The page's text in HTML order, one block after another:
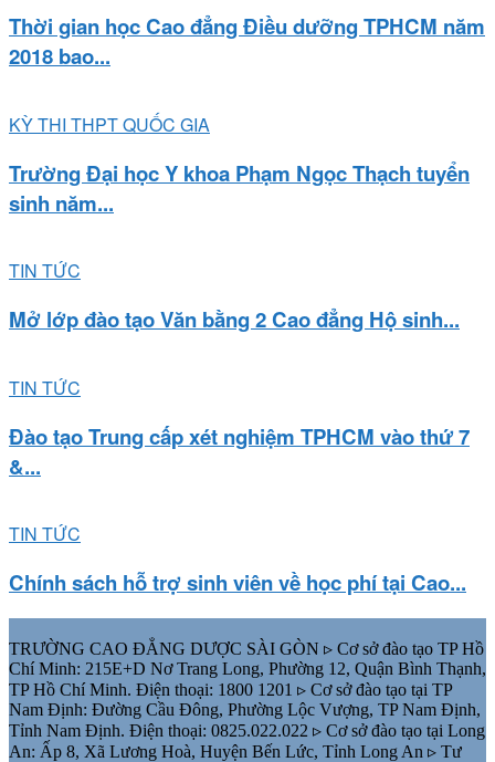
Thời gian học Cao đẳng Điều dưỡng TPHCM năm
2018 bao...
KỲ THI THPT QUỐC GIA
Trường Đại học Y khoa Phạm Ngọc Thạch tuyển
sinh năm...
TIN TỨC
Mở lớp đào tạo Văn bằng 2 Cao đẳng Hộ sinh...
TIN TỨC
Đào tạo Trung cấp xét nghiệm TPHCM vào thứ 7
&...
TIN TỨC
Chính sách hỗ trợ sinh viên về học phí tại Cao...
TRƯỜNG CAO ĐẲNG DƯỢC SÀI GÒN ▹ Cơ sở đào tạo TP Hồ
Chí Minh: 215E+D Nơ Trang Long, Phường 12, Quận Bình Thạnh,
TP Hồ Chí Minh. Điện thoại: 1800 1201 ▹ Cơ sở đào tạo tại TP
Nam Định: Đường Cầu Đông, Phường Lộc Vượng, TP Nam Định,
Tỉnh Nam Định. Điện thoại: 0825.022.022 ▹ Cơ sở đào tạo tại Long
An: Ấp 8, Xã Lương Hoà, Huyện Bến Lức, Tỉnh Long An ▹ Tư